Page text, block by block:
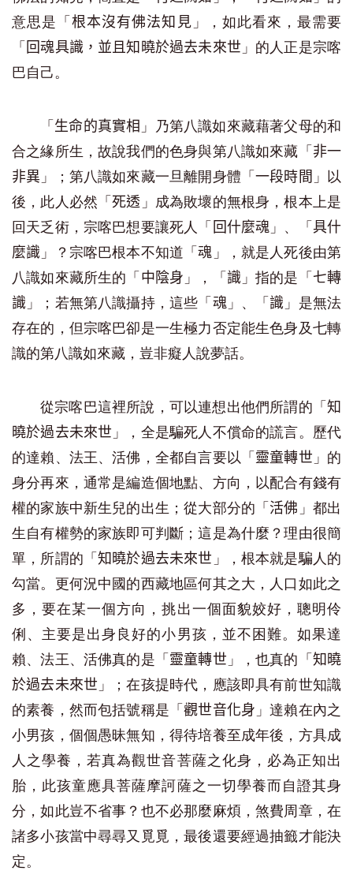
意思是「根本沒有佛法知見 」，如此看來，最需要
「 回魂具識，並且知曉於過去未來世 」的人正是宗喀
巴自己。
「 生命的真實相 」乃第八識如來藏藉著父母的和
合之緣所生，故說我們的色身與第八識如來藏「 非一
非異 」；第八識如來藏一旦離開身體「一段時間 」以
後，此人必然「死透 」成為敗壞的無根身，根本上是
回天乏術，宗喀巴想要讓死人「 回什麼魂 」、「 具什
麼識 」？宗喀巴根本不知道「魂 」，就是人死後由第
八識如來藏所生的「 中陰身 」，「 識」指的是「 七轉
識 」；若無第八識攝持，這些「 魂」、「 識 」是無法
存在的，但宗喀巴卻是一生極力否定能生色身及七轉
識的第八識如來藏，豈非癡人說夢話。
從宗喀巴這裡所說，可以連想出他們所謂的「 知
曉於過去未來世 」，全是騙死人不償命的謊言。歷代
的達賴、法王、活佛，全都自言要以「 靈童轉世 」的
身分再來，通常是編造個地點、方向，以配合有錢有
權的家族中新生兒的出生；從大部分的「 活佛 」都出
生自有權勢的家族即可判斷；這是為什麼？理由很簡
單，所謂的「知曉於過去未來世 」，根本就是騙人的
勾當。更何況中國的西藏地區何其之大，人口如此之
多，要在某一個方向，挑出一個面貌姣好，聰明伶
俐、主要是出身良好的小男孩，並不困難。如果達
賴、法王、活佛真的是「 靈童轉世 」，也真的「 知曉
於過去未來世 」；在孩提時代，應該即具有前世知識
的素養，然而包括號稱是「觀世音化身 」達賴在內之
小男孩，個個愚昧無知，得待培養至成年後，方具成
人之學養，若真為觀世音菩薩之化身，必為正知出
胎，此孩童應具菩薩摩訶薩之一切學養而自證其身
分，如此豈不省事？也不必那麼麻煩，煞費周章，在
諸多小孩當中尋尋又覓覓，最後還要經過抽籤才能決
定。